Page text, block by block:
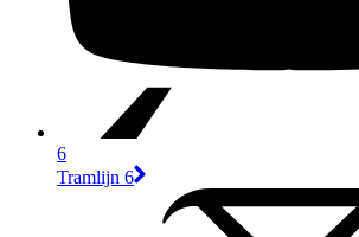
6
Tramlijn 6